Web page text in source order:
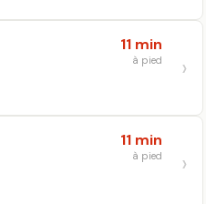
11 min
à pied
11 min
à pied